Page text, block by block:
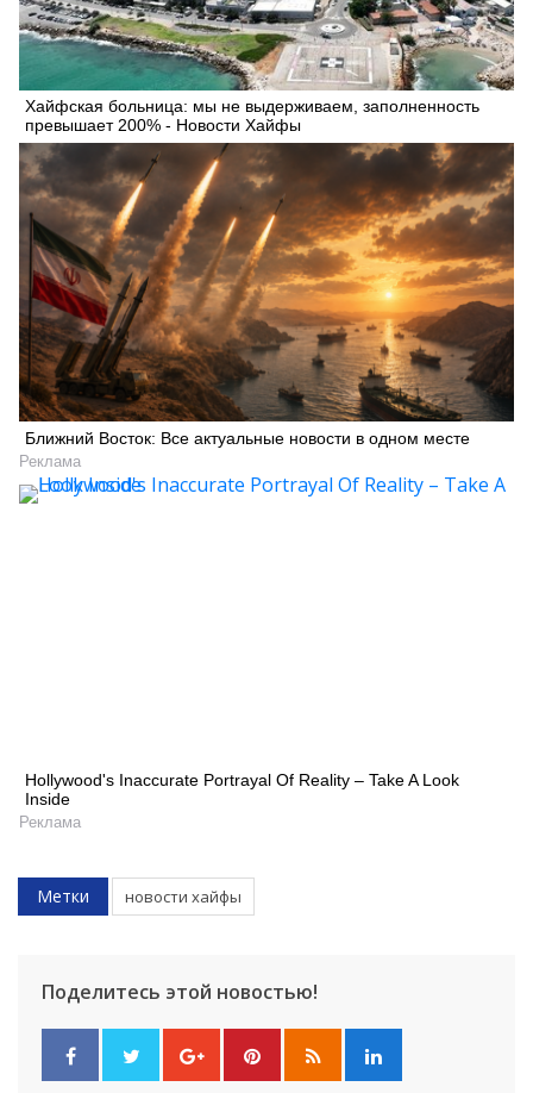
Искать
Хайфская больница: мы не выдерживаем, заполненность
превышает 200% - Новости Хайфы
Ближний Восток: Все актуальные новости в одном месте
Реклама
Hollywood's Inaccurate Portrayal Of Reality – Take A Look
Inside
Реклама
Метки новости хайфы
Поделитесь этой новостью!